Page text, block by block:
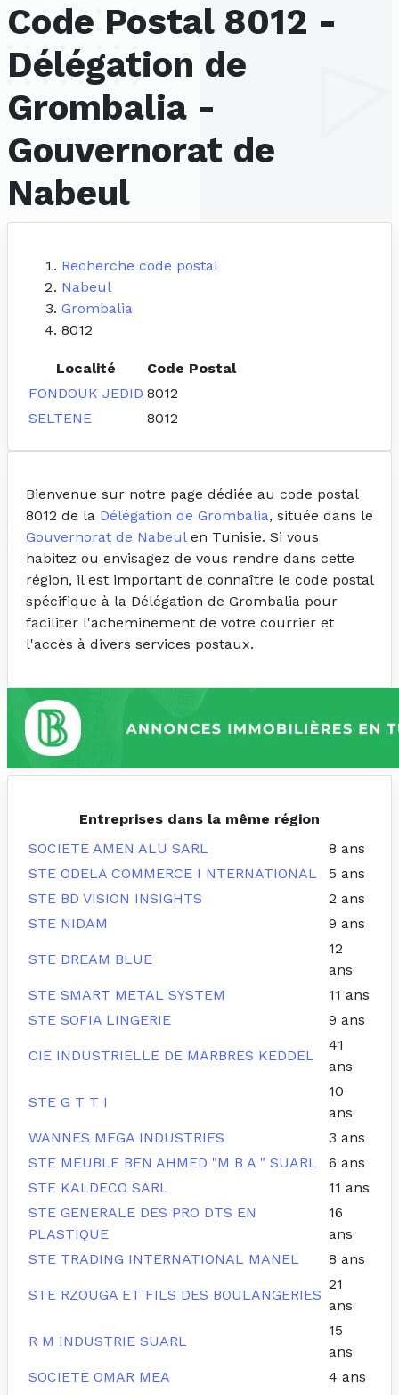
Code Postal 8012 -
Délégation de
Grombalia -
Gouvernorat de
Nabeul
Recherche code postal
Nabeul
Grombalia
8012
Localité
Code Postal
FONDOUK JEDID 8012
SELTENE
8012
Bienvenue sur notre page dédiée au code postal
8012 de la Délégation de Grombalia, située dans le
Gouvernorat de Nabeulen Tunisie. Si vous
habitez ou envisagez de vous rendre dans cette
région, il est important de connaître le code postal
spécifique à la Délégation de Grombalia pour
faciliter l'acheminement de votre courrier et
l'accès à divers services postaux.
Entreprises dans la même région
SOCIETE AMEN ALU SARL
8 ans
STE ODELA COMMERCE I NTERNATIONAL
5 ans
STE BD VISION INSIGHTS
2 ans
STE NIDAM
9 ans
STE DREAM BLUE
12
ans
STE SMART METAL SYSTEM
11 ans
STE SOFIA LINGERIE
9 ans
CIE INDUSTRIELLE DE MARBRES KEDDEL
41
ans
STE G T T I
10
ans
WANNES MEGA INDUSTRIES
3 ans
STE MEUBLE BEN AHMED "M B A " SUARL
6 ans
STE KALDECO SARL
11 ans
STE GENERALE DES PRO DTS EN
PLASTIQUE
16
ans
STE TRADING INTERNATIONAL MANEL
8 ans
STE RZOUGA ET FILS DES BOULANGERIES
21
ans
R M INDUSTRIE SUARL
15
ans
SOCIETE OMAR MEA
4 ans